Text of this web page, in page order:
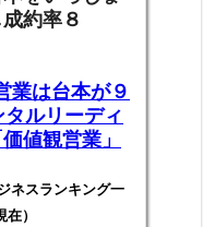
約率８
業は台本が９
タルリーディ
値観営業」
ネスランキング一
）